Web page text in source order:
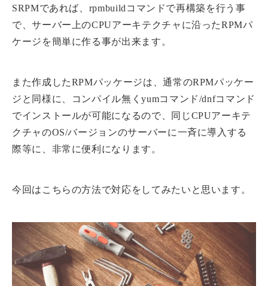
SRPMであれば、rpmbuildコマンドで再構築を行う事
で、サーバー上のCPUアーキテクチャに沿ったRPMパ
ケージを簡単に作る事が出来ます。
また作成したRPMパッケージは、通常のRPMパッケー
ジと同様に、コンパイル無くyumコマンド/dnfコマンド
でインストールが可能になるので、同じCPUアーキテ
クチャのOS/バージョンのサーバーに一斉に導入する
際等に、非常に便利になります。
今回はこちらの方法で対応をしてみたいと思います。